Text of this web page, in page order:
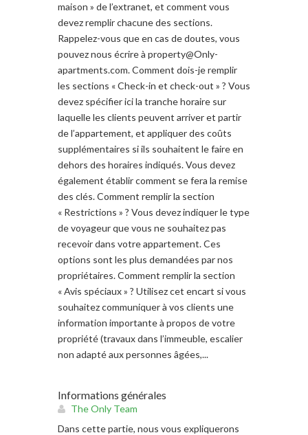
maison » de l’extranet, et comment vous
devez remplir chacune des sections.
Rappelez-vous que en cas de doutes, vous
pouvez nous écrire à property@Only-
apartments.com. Comment dois-je remplir
les sections « Check-in et check-out » ? Vous
devez spécifier ici la tranche horaire sur
laquelle les clients peuvent arriver et partir
de l’appartement, et appliquer des coûts
supplémentaires si ils souhaitent le faire en
dehors des horaires indiqués. Vous devez
également établir comment se fera la remise
des clés. Comment remplir la section
« Restrictions » ? Vous devez indiquer le type
de voyageur que vous ne souhaitez pas
recevoir dans votre appartement. Ces
options sont les plus demandées par nos
propriétaires. Comment remplir la section
« Avis spéciaux » ? Utilisez cet encart si vous
souhaitez communiquer à vos clients une
information importante à propos de votre
propriété (travaux dans l’immeuble, escalier
non adapté aux personnes âgées,...
Informations générales
The Only Team
Dans cette partie, nous vous expliquerons